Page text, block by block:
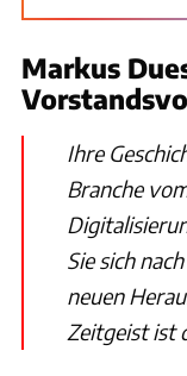
Markus
Ihre
Branche
Sie sich
neuen
Zeitgeist ist